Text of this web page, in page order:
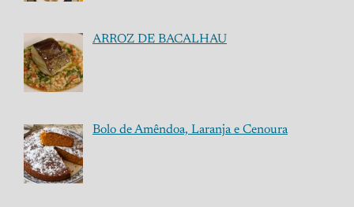
ARROZ DE BACALHAU
Bolo de Amêndoa, Laranja e Cenoura